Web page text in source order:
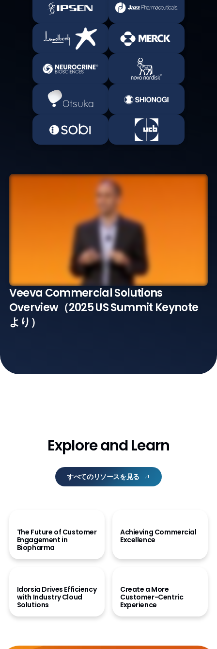
Veeva Commercial Solutions
Overview（2025 US Summit Keynote
より）
Explore and Learn
すべてのリソースを見る
The Future of Customer
Engagement in
Biopharma
Achieving Commercial
Excellence
Idorsia Drives Efficiency
with Industry Cloud
Solutions
Create a More
Customer-Centric
Experience